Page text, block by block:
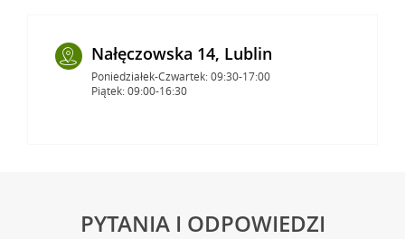
Nałęczowska 14, Lublin
Poniedziałek-Czwartek: 09:30-17:00
Piątek: 09:00-16:30
PYTANIA I ODPOWIEDZI